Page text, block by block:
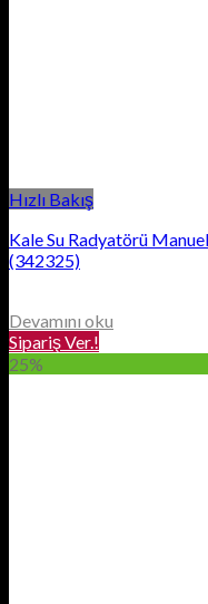
Hızlı Bakış
Kale Su Radyatörü
(342325)
Devamını oku
Sipariş Ver.!
25%